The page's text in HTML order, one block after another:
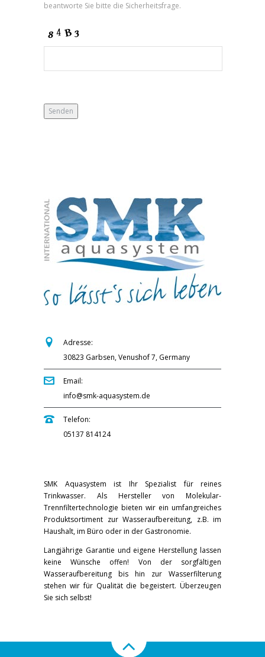
beantworte Sie bitte die Sicherheitsfrage.
Adresse:
30823 Garbsen, Venushof 7, Germany
Email:
info@smk-aquasystem.de
Telefon:
05137 814124
SMK Aquasystem ist Ihr Spezialist für reines
Trinkwasser. Als Hersteller von Molekular-
Trennfiltertechnologie bieten wir ein umfangreiches
Produktsortiment zur Wasseraufbereitung, z.B. im
Haushalt, im Büro oder in der Gastronomie.
Langjährige Garantie und eigene Herstellung lassen
keine Wünsche offen! Von der sorgfältigen
Wasseraufbereitung bis hin zur Wasserfilterung
stehen wir für Qualität die begeistert. Überzeugen
Sie sich selbst!